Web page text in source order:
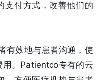
支付方式，改善他们的
有效地与患者沟通，使
用。Patientco专有的云